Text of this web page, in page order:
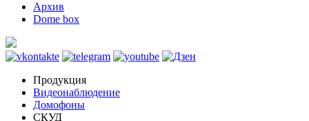
Архив
Dome box
Продукция
Видеонаблюдение
Домофоны
СКУД